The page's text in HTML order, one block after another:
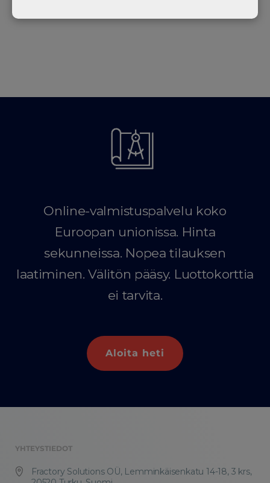
Online-valmistuspalvelu koko
Euroopan unionissa. Hinta
sekunneissa. Nopea tilauksen
laatiminen. Välitön pääsy. Luottokorttia
ei tarvita.
Aloita heti
YHTEYSTIEDOT
Fractory Solutions OÜ, Lemminkäisenkatu 14-18, 3 krs,